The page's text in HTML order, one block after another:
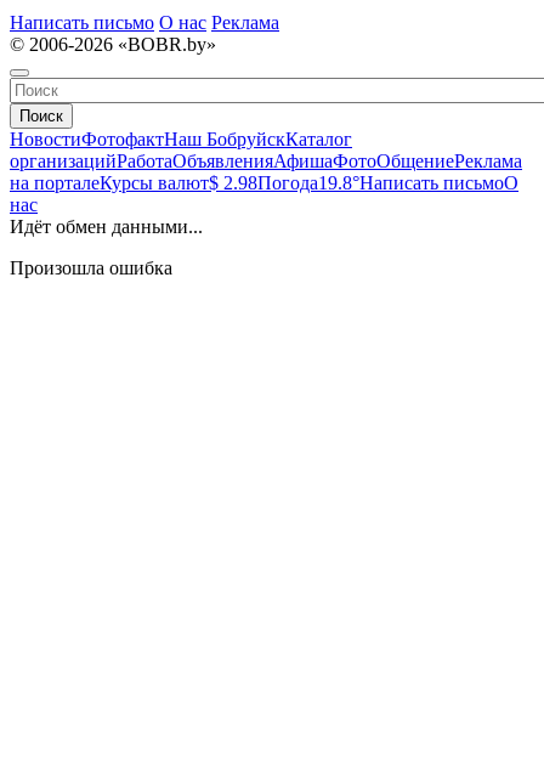
Написать письмо О нас Реклама
© 2006-2026 «BOBR.by»
Поиск
НовостиФотофактНаш БобруйскКаталог
организацийРаботаОбъявленияАфишаФотоОбщениеРеклама
на порталеКурсы валют$ 2.98Погода19.8°Написать письмоО
нас
Идёт обмен данными...
Произошла ошибка